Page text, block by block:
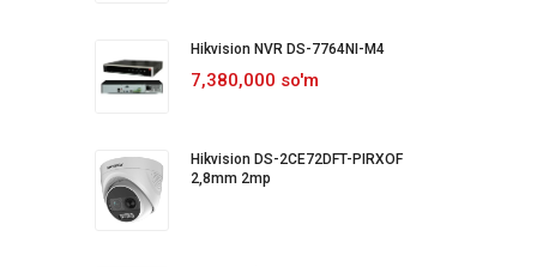
Hikvision NVR DS-7764NI-M4
7,380,000 so'm
Hikvision DS-2CE72DFT-PIRXOF
2,8mm 2mp